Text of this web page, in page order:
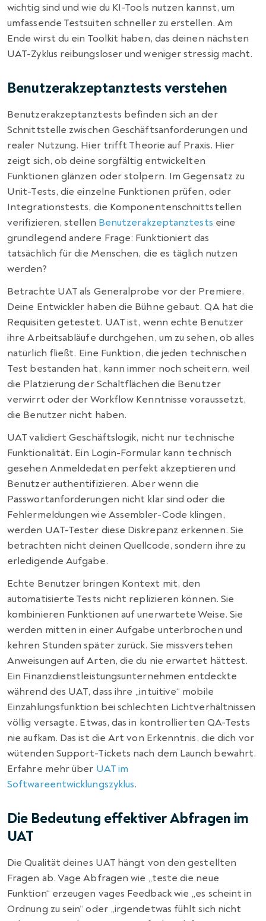
wichtig sind und wie du KI-Tools nutzen kannst, um
umfassende Testsuiten schneller zu erstellen. Am
Ende wirst du ein Toolkit haben, das deinen nächsten
UAT-Zyklus reibungsloser und weniger stressig macht.
Benutzerakzeptanztests verstehen
Benutzerakzeptanztests befinden sich an der
Schnittstelle zwischen Geschäftsanforderungen und
realer Nutzung. Hier trifft Theorie auf Praxis. Hier
zeigt sich, ob deine sorgfältig entwickelten
Funktionen glänzen oder stolpern. Im Gegensatz zu
Unit-Tests, die einzelne Funktionen prüfen, oder
Integrationstests, die Komponentenschnittstellen
verifizieren, stellen Benutzerakzeptanztests eine
grundlegend andere Frage: Funktioniert das
tatsächlich für die Menschen, die es täglich nutzen
werden?
Betrachte UAT als Generalprobe vor der Premiere.
Deine Entwickler haben die Bühne gebaut. QA hat die
Requisiten getestet. UAT ist, wenn echte Benutzer
ihre Arbeitsabläufe durchgehen, um zu sehen, ob alles
natürlich fließt. Eine Funktion, die jeden technischen
Test bestanden hat, kann immer noch scheitern, weil
die Platzierung der Schaltflächen die Benutzer
verwirrt oder der Workflow Kenntnisse voraussetzt,
die Benutzer nicht haben.
UAT validiert Geschäftslogik, nicht nur technische
Funktionalität. Ein Login-Formular kann technisch
gesehen Anmeldedaten perfekt akzeptieren und
Benutzer authentifizieren. Aber wenn die
Passwortanforderungen nicht klar sind oder die
Fehlermeldungen wie Assembler-Code klingen,
werden UAT-Tester diese Diskrepanz erkennen. Sie
betrachten nicht deinen Quellcode, sondern ihre zu
erledigende Aufgabe.
Echte Benutzer bringen Kontext mit, den
automatisierte Tests nicht replizieren können. Sie
kombinieren Funktionen auf unerwartete Weise. Sie
werden mitten in einer Aufgabe unterbrochen und
kehren Stunden später zurück. Sie missverstehen
Anweisungen auf Arten, die du nie erwartet hättest.
Ein Finanzdienstleistungsunternehmen entdeckte
während des UAT, dass ihre „intuitive“ mobile
Einzahlungsfunktion bei schlechten Lichtverhältnissen
völlig versagte. Etwas, das in kontrollierten QA-Tests
nie aufkam. Das ist die Art von Erkenntnis, die dich vor
wütenden Support-Tickets nach dem Launch bewahrt.
Erfahre mehr über UAT im
Softwareentwicklungszyklus.
Die Bedeutung effektiver Abfragen im
UAT
Die Qualität deines UAT hängt von den gestellten
Fragen ab. Vage Abfragen wie „teste die neue
Funktion“ erzeugen vages Feedback wie „es scheint in
Ordnung zu sein“ oder „irgendetwas fühlt sich nicht